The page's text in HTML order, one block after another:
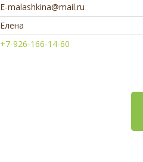
E-malashkina@mail.ru
Елена
+7-926-166-14-60